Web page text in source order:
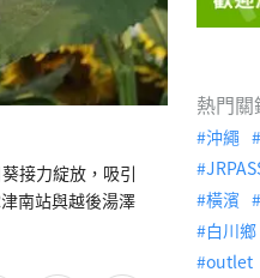
接力綻放，吸引
南站與越後湯澤
熱門關
沖繩
橫濱
白川鄉
outlet